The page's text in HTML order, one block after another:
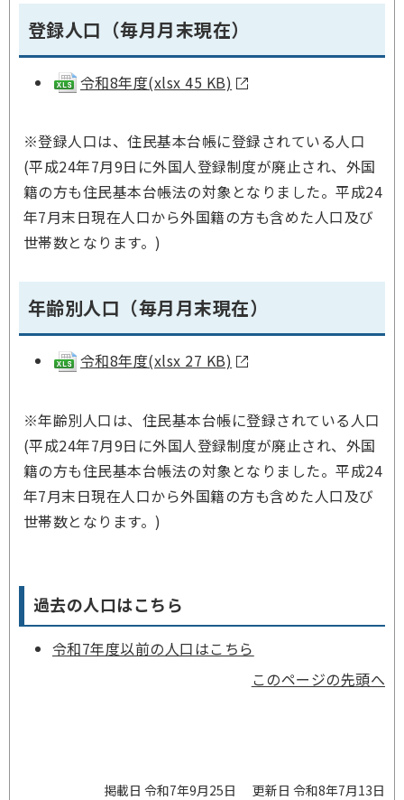
登録人口（毎月月末現在）
令和8年度(xlsx 45 KB)
※登録人口は、住民基本台帳に登録されている人口
(平成24年7月9日に外国人登録制度が廃止され、外国
籍の方も住民基本台帳法の対象となりました。平成24
年7月末日現在人口から外国籍の方も含めた人口及び
世帯数となります。)
年齢別人口（毎月月末現在）
令和8年度(xlsx 27 KB)
※年齢別人口は、住民基本台帳に登録されている人口
(平成24年7月9日に外国人登録制度が廃止され、外国
籍の方も住民基本台帳法の対象となりました。平成24
年7月末日現在人口から外国籍の方も含めた人口及び
世帯数となります。)
過去の人口はこちら
令和7年度以前の人口はこちら
このページの先頭へ
掲載日 令和7年9月25日 更新日 令和8年7月13日